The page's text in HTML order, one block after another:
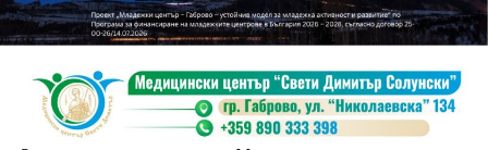
Инструкторката по пилатес и йога Йоанна Петрова
от FitLab ще се погрижи за добрия тонус с групова
тренировка от 19.00 ч., а след това ще има мозъчна
атака с куиз вечер за обща култура. Вечерта ще
приключи с прожекция на новия български